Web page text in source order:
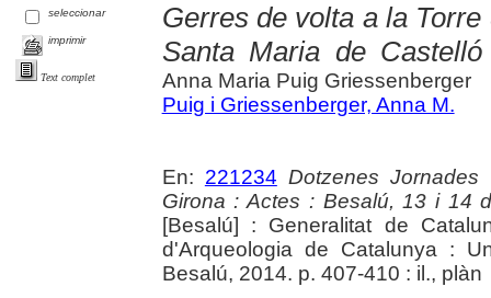
seleccionar
imprimir
Text complet
Gerres de volta a la
Santa Maria de
Anna Maria Puig Griessenberger
Puig i Griessenberger, Anna M.
En: 221234 Dotzenes
Girona : Actes : Besalú, 13 i 14
[Besalú] : Generalitat de
d'Arqueologia de Catalunya :
Besalú, 2014. p. 407-410 : il., plàn